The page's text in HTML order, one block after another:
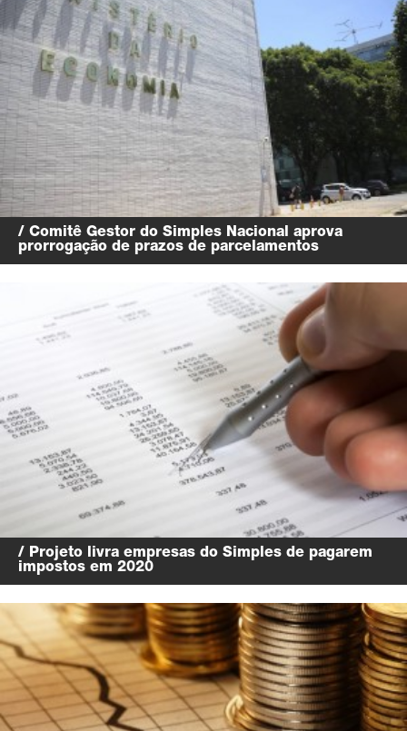
/ Comitê Gestor do Simples Nacional aprova
prorrogação de prazos de parcelamentos
/ Projeto livra empresas do Simples de pagarem
impostos em 2020